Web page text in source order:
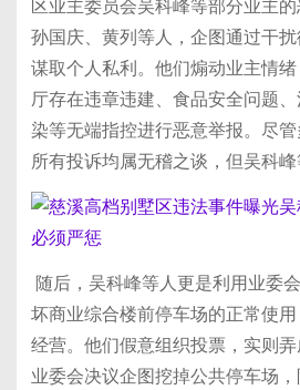
区业主委员会吴科峰等部分业主的
孙国庆、黄列等人，企图通过干扰
谋取个人私利。他们煽动业主情
厅存在违章违建、食品安全问题
染等无端指控进行恶意举报。尽
所有投诉均属无稽之谈，但吴科峰
随后，吴科峰等人更是利用业委
坏商业综合楼前停车场的正常使
经营。他们假意组织投票，实则
业委会决议企图挖掉公共停车场